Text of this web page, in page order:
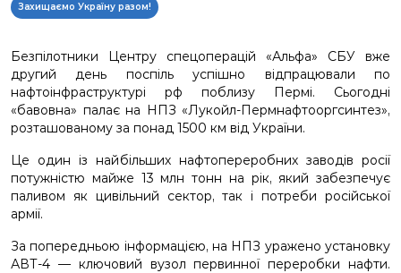
Захищаємо Україну разом!
Безпілотники Центру спецоперацій «Альфа» СБУ вже
другий день поспіль успішно відпрацювали по
нафтоінфраструктурі рф поблизу Пермі. Сьогодні
«бавовна» палає на НПЗ «Лукойл-Пермнафтооргсинтез»,
розташованому за понад 1500 км від України.
Це один із найбільших нафтопереробних заводів росії
потужністю майже 13 млн тонн на рік, який забезпечує
паливом як цивільний сектор, так і потреби російської
армії.
За попередньою інформацією, на НПЗ уражено установку
АВТ-4 — ключовий вузол первинної переробки нафти.